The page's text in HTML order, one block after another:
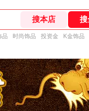
品 时尚饰品 投资金 K金饰品